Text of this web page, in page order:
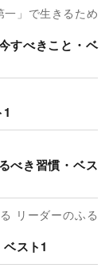
一」で生きるため
すべきこと・ベ
べき習慣・ベス
リーダーのふる
スト1